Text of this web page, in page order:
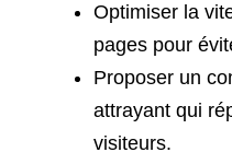
Optimiser la
pages pour
Proposer un
attrayant qui
visiteurs.